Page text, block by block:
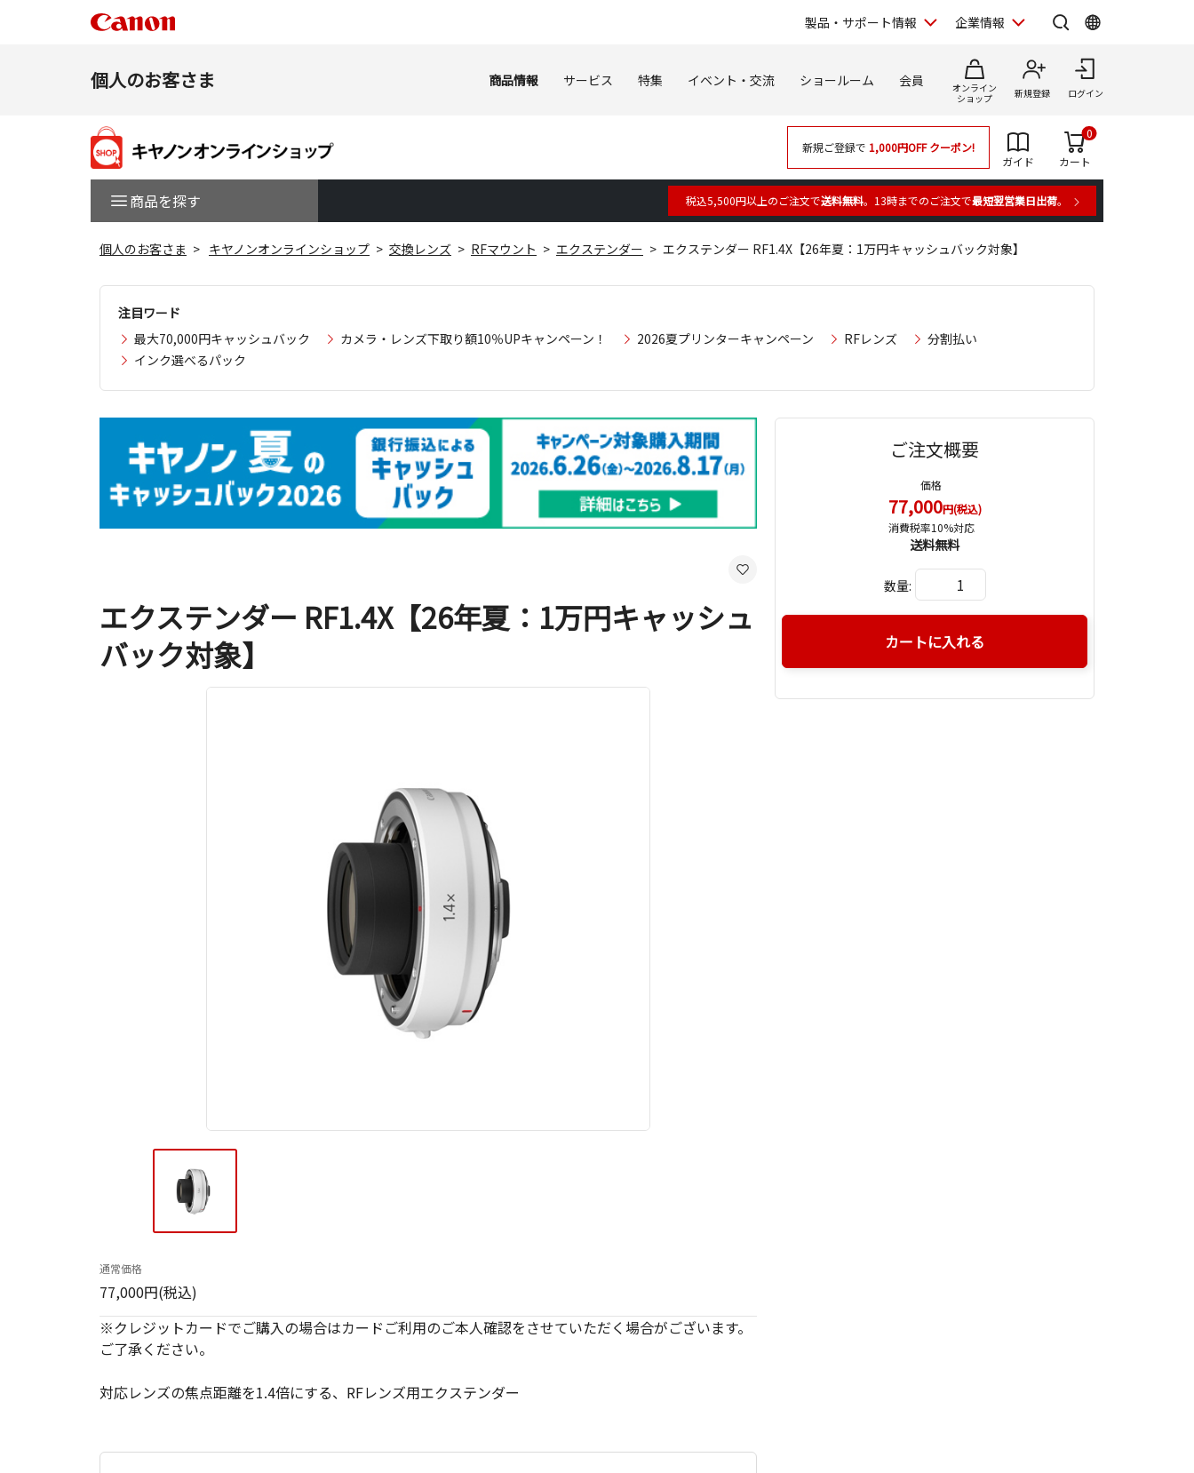
製品・サポート情報 企業情報
個人のお客さま 商品情報 サービス 特集 イベント・交流 ショールーム 会員
オンライン
ショップ
新規登録 ログイン
商品を探す
新規ご登録で 1,000円OFFクーポン!
ガイド
カート
0
税込5,500円以上のご注文で送料無料。13時までのご注文で最短翌営業日出荷。
個人のお客さま キヤノンオンラインショップ 交換レンズ RFマウント エクステンダー エクステンダー RF1.4X【26年夏：1万円キャッシュバック対象】
注目ワード
最大70,000円キャッシュバック
カメラ・レンズ下取り額10％UPキャンペーン！ 2026夏プリンターキャンペーン RFレンズ
分割払い
インク選べるパック
エクステンダー RF1.4X【26年夏：1万円キャッシュ
バック対象】
通常価格
77,000円(税込)
※クレジットカードでご購入の場合はカードご利用のご本人確認をさせていただく場合がございます。
ご了承ください。
対応レンズの焦点距離を1.4倍にする、RFレンズ用エクステンダー
ご注文概要
価格
77,000円(税込)
消費税率10%対応
送料無料
数量:
カートに入れる